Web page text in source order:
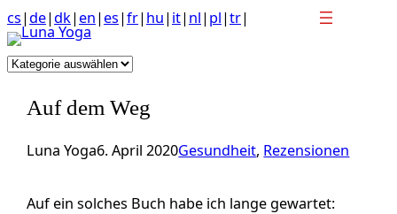
Anchor
link
to
top
page
Zum
Inhalt
springen
cs|de|dk| en| es|fr| hu| it| nl| pl|tr|
Kategorien
Auf dem Weg
Luna Yoga6. April 2020Gesundheit, Rezensionen
Auf ein solches Buch habe ich lange gewartet: